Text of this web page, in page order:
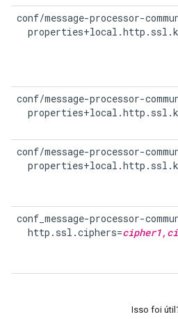
conf/message-processor-
conf/message-processor-
conf/message-processor-
conf_message-processor-
  http.ssl.ciphers=
Isso foi